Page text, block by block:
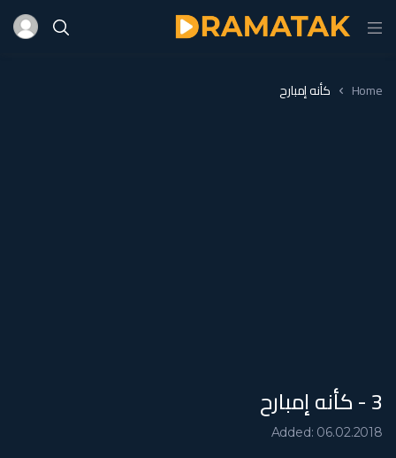
Home كأنه إمبارح
3 - كأنه إمبارح
Added: 06.02.2018